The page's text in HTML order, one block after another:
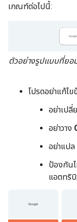
เกณฑ์ต่อไปนี้:
ตัวอย่างรูปแบบที่ยอ
โปรดอย่าแก้ไข
อย่าเป
อย่าวาง
อย่าแปล
ป้องกันไ
แอตทริ